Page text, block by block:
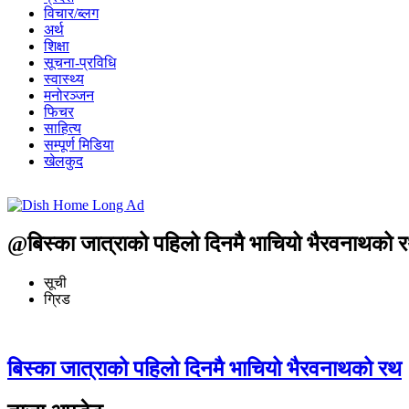
विचार/ब्लग
अर्थ
शिक्षा
सूचना-प्रविधि
स्वास्थ्य
मनोरञ्जन
फिचर
साहित्य
सम्पूर्ण मिडिया
खेलकुद
@बिस्का जात्राको पहिलो दिनमै भाचियो भैरवनाथको
सूची
ग्रिड
बिस्का जात्राको पहिलो दिनमै भाचियो भैरवनाथको रथ